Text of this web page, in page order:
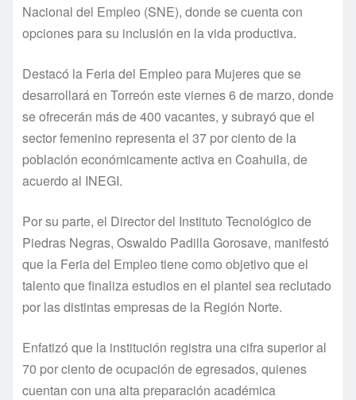
Nacional del Empleo (SNE), donde se cuenta con
opciones para su inclusión en la vida productiva.
Destacó la Feria del Empleo para Mujeres que se
desarrollará en Torreón este viernes 6 de marzo, donde
se ofrecerán más de 400 vacantes, y subrayó que el
sector femenino representa el 37 por ciento de la
población económicamente activa en Coahuila, de
acuerdo al INEGI.
Por su parte, el Director del Instituto Tecnológico de
Piedras Negras, Oswaldo Padilla Gorosave, manifestó
que la Feria del Empleo tiene como objetivo que el
talento que finaliza estudios en el plantel sea reclutado
por las distintas empresas de la Región Norte.
Enfatizó que la institución registra una cifra superior al
70 por ciento de ocupación de egresados, quienes
cuentan con una alta preparación académica